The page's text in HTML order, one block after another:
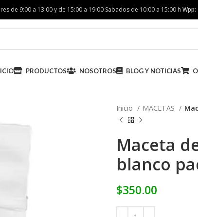
de 9:00 a 13:00 y de 15:00 a 19:00 Sabados de 10:00 a 15:00 h Wpp:
PRODUCTOS NOSOTROS BLOG Y NOTICIAS
Inicio MACETAS
Maceta
blanco
$350.00